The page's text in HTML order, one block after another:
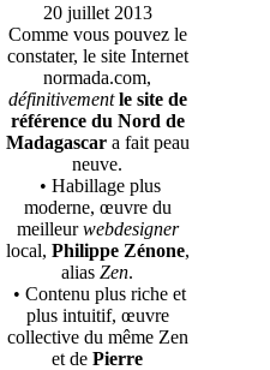
20 juillet 2013
Comme vous pouvez le
constater, le site Internet
normada.com,
définitivement le site de
référence du Nord de
Madagascara fait peau
neuve.
• Habillage plus
moderne, œuvre du
meilleurwebdesigner
local, Philippe Zénone,
alias Zen.
• Contenu plus riche et
plus intuitif, œuvre
collective du même Zen
et de Pierre